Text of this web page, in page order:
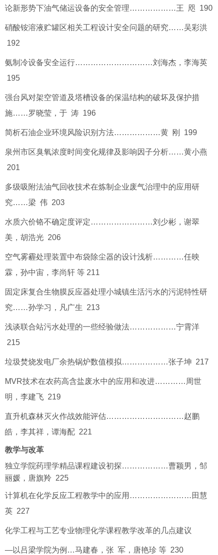
论新形势下油气储运设备的安全管理………………王 咫 190
硝酸铵溶液贮罐区相关工程设计安全问题的研究……吴彩洪
192
氨制冷设备安全运行…………………………刘海杰，李海英
195
强台风对架空管道及塔槽设备的保温结构的破坏及保护措
施……罗晓莹，于 涛 196
简析石油企业环境风险识别方法………………黄 刚 199
泉州市区臭氧浓度时间变化规律及影响因子分析……黄小燕
201
多级吸附法油气回收技术在炼制企业废气治理中的应用研
究……梁 伟 203
水质六价铬不确定度评定……………………刘少彬，谢翠
美，胡浩光 206
空气雾霾处理装置中布袋除尘器的设计浅析…………任映
霖，孙中宙，李尚轩 等 211
固定床复合生物膜反应器处理小城镇生活污水的污泥特性研
究……孙学习，凡广生 213
浅谈联合站污水处理的一些经验做法………………宁霄洋
215
垃圾焚烧发电厂余热锅炉数值模拟………………张子坤 217
MVR技术在农药高含盐废水中的应用和改进…………周世
明，李建飞 219
直升机森林灭火作战效能评估…………………………赵鹏
皓，李其祥，谭海配 221
教学与改革
独立学院药理学精品课程建设初探………………曹颖男，邹
丽媛，唐旗羚 225
计算机在化学反应工程教学中的应用……………………田慧
英 227
化学工程与工艺专业物理化学课程教学改革的几点建议
—以吕梁学院为例…马建春，张 军，唐艳珍 等 230